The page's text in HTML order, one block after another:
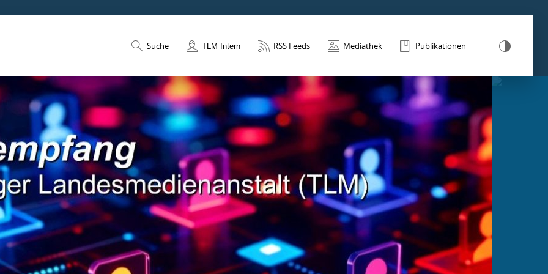
Suche TLM Intern RSS Feeds Mediathek Publikationen